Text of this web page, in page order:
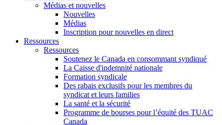
Médias et nouvelles
Nouvelles
Médias
Inscription pour nouvelles en direct
Ressources
Ressources
Soutenez le Canada en consommant syndiqué
La Caisse d'indemnité nationale
Formation syndicale
Des rabais exclusifs pour les membres du
syndicat et leurs families
La santé et la sécurité
Programme de bourses pour l’équité des TUAC
Canada